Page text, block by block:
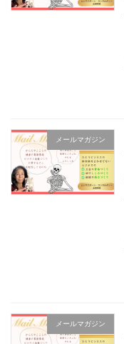
メールマガジン
メールマガジン